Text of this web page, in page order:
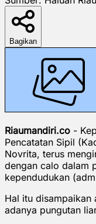
Bagikan
Riaumandiri.co -
Pencatatan Sipil
Novrita, terus
dengan calo dalam
kependudukan
Hal itu
adanya pungutan